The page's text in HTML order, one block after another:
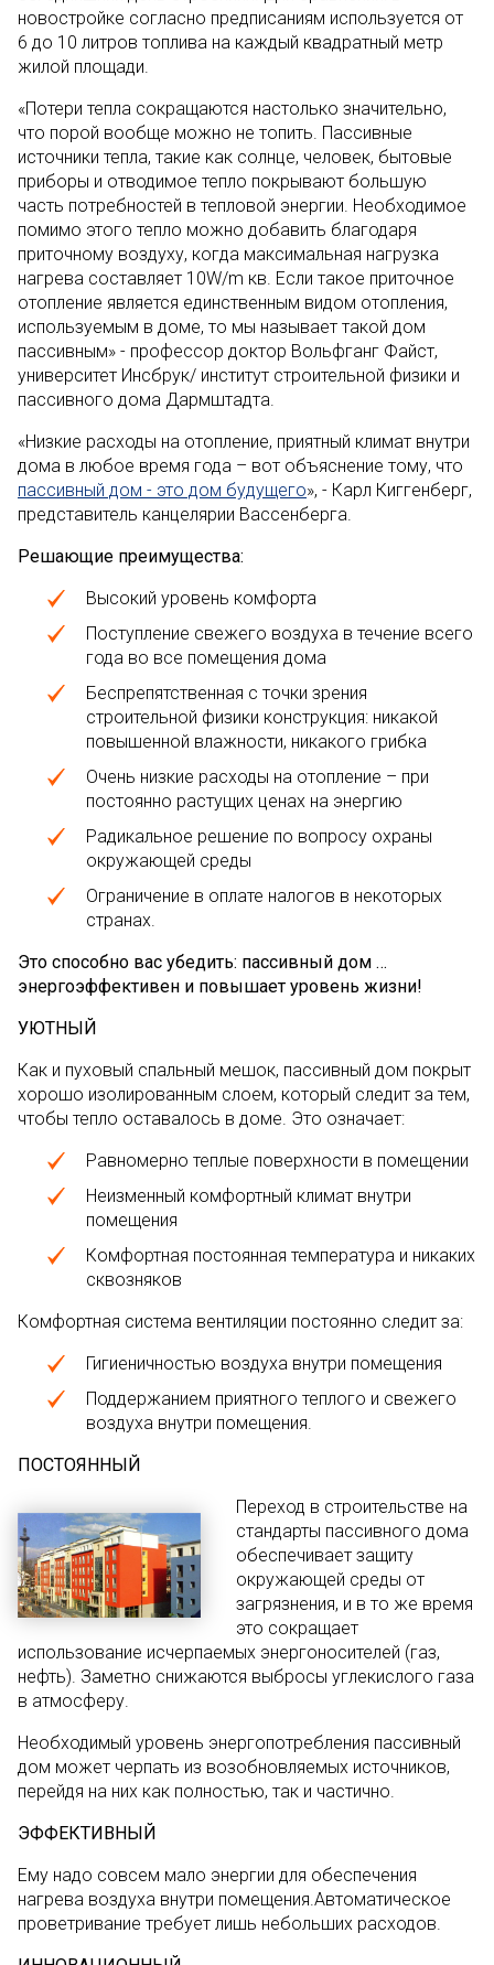
новостройке согласно предписаниям используется от
6 до 10 литров топлива на каждый квадратный метр
жилой площади.
«Потери тепла сокращаются настолько значительно,
что порой вообще можно не топить. Пассивные
источники тепла, такие как солнце, человек, бытовые
приборы и отводимое тепло покрывают большую
часть потребностей в тепловой энергии. Необходимое
помимо этого тепло можно добавить благодаря
приточному воздуху, когда максимальная нагрузка
нагрева составляет 10W/m кв. Если такое приточное
отопление является единственным видом отопления,
используемым в доме, то мы называет такой дом
пассивным» - профессор доктор Вольфганг Файст,
университет Инсбрук/ институт строительной физики и
пассивного дома Дармштадта.
«Низкие расходы на отопление, приятный климат внутри
дома в любое время года – вот объяснение тому, что
пассивный дом - это дом будущего», - Карл Киггенберг,
представитель канцелярии Вассенберга.
Решающие преимущества:
Высокий уровень комфорта
Поступление свежего воздуха в течение всего
года во все помещения дома
Беспрепятственная с точки зрения
строительной физики конструкция: никакой
повышенной влажности, никакого грибка
Очень низкие расходы на отопление – при
постоянно растущих ценах на энергию
Радикальное решение по вопросу охраны
окружающей среды
Ограничение в оплате налогов в некоторых
странах.
Это способно вас убедить: пассивный дом …
энергоэффективен и повышает уровень жизни!
УЮТНЫЙ
Как и пуховый спальный мешок, пассивный дом покрыт
хорошо изолированным слоем, который следит за тем,
чтобы тепло оставалось в доме. Это означает:
Равномерно теплые поверхности в помещении
Неизменный комфортный климат внутри
помещения
Комфортная постоянная температура и никаких
сквозняков
Комфортная система вентиляции постоянно следит за:
Гигиеничностью воздуха внутри помещения
Поддержанием приятного теплого и свежего
воздуха внутри помещения.
ПОСТОЯННЫЙ
Переход в строительстве на
стандарты пассивного дома
обеспечивает защиту
окружающей среды от
загрязнения, и в то же время
это сокращает
использование исчерпаемых энергоносителей (газ,
нефть). Заметно снижаются выбросы углекислого газа
в атмосферу.
Необходимый уровень энергопотребления пассивный
дом может черпать из возобновляемых источников,
перейдя на них как полностью, так и частично.
ЭФФЕКТИВНЫЙ
Ему надо совсем мало энергии для обеспечения
нагрева воздуха внутри помещения.Автоматическое
проветривание требует лишь небольших расходов.